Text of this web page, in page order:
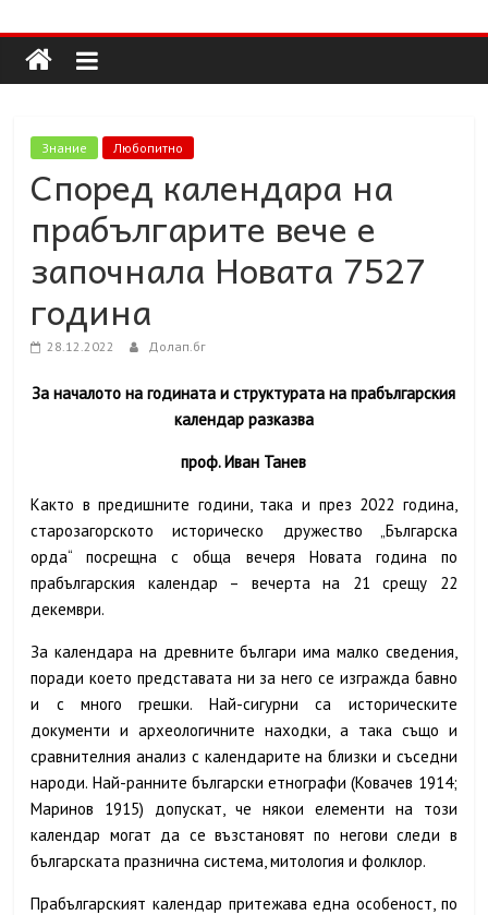
to
content
Долап
БГ
култура|
пътешествия|
мода|
събития|
кухня|
минало|
Знание Любопитно
Според календара на
прабългарите вече е
започнала Новата 7527
година
28.12.2022 Долап.бг
За началото на годината и структурата на прабългарския
календар разказва
проф. Иван Танев
Както в предишните години, така и през 2022 година,
старозагорското историческо дружество „Българска
орда“ посрещна с обща вечеря Новата година по
прабългарския календар – вечерта на 21 срещу 22
декември.
За календара на древните българи има малко сведения,
поради което представата ни за него се изгражда бавно
и с много грешки. Най-сигурни са историческите
документи и археологичните находки, а така също и
сравнителния анализ с календарите на близки и съседни
народи. Най-ранните български етнографи (Ковачев 1914;
Маринов 1915) допускат, че някои елементи на този
календар могат да се възстановят по негови следи в
българската празнична система, митология и фолклор.
Прабългарският календар притежава една особеност, по